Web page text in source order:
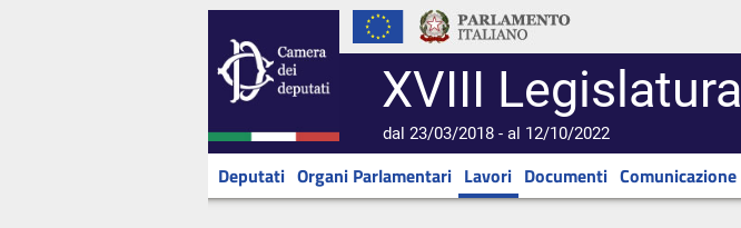
XVIII Legislatura
dal 23/03/2018 - al 12/10/2022
Deputati Organi Parlamentari Lavori Documenti Comunicazione